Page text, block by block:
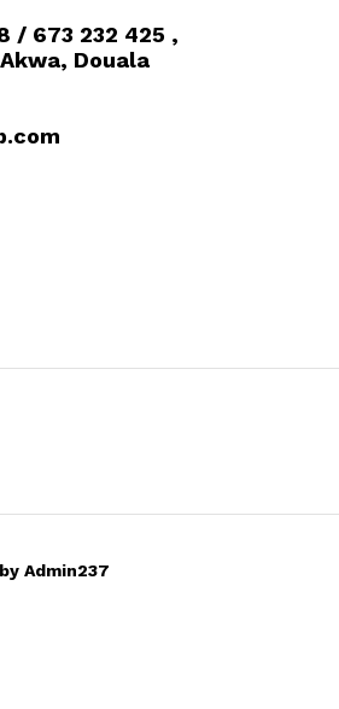
/ 673 232 425 ,
Douala
Admin237